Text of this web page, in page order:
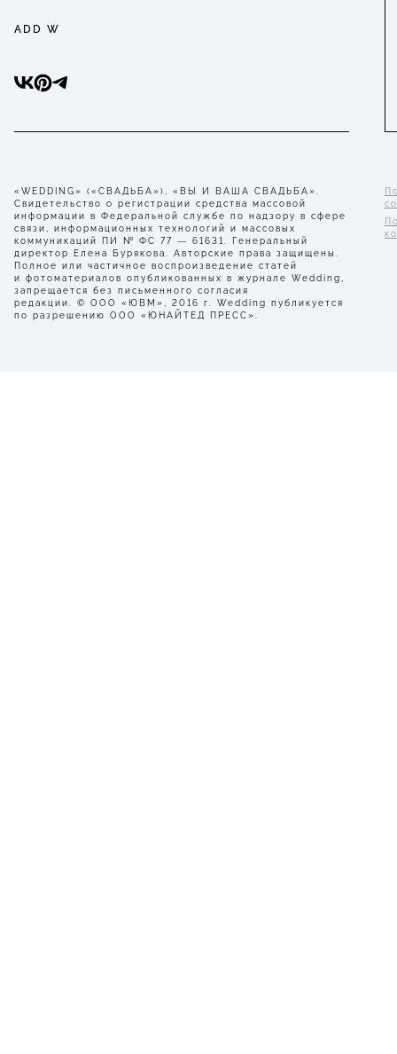
ADD W
«WEDDING» («СВАДЬБА»), «ВЫ И ВАША СВАДЬБА».
Свидетельство о регистрации средства массовой
информации в Федеральной службе по надзору в сфере
связи, информационных технологий и массовых
коммуникаций ПИ № ФС 77 — 61631. Генеральный
директор Елена Бурякова. Авторские права защищены.
Полное или частичное воспроизведение статей
и фотоматериалов опубликованных в журнале Wedding,
запрещается без письменного согласия
редакции. © ООО «ЮВМ», 2016 г. Wedding публикуется
по разрешению ООО «ЮНАЙТЕД ПРЕСС».